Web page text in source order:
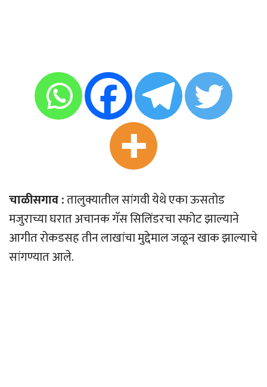
चाळीसगाव :तालुक्यातील सांगवी येथे एका ऊसतोड
मजुराच्या घरात अचानक गॅस सिलिंडरचा स्फोट झाल्याने
आगीत रोकडसह तीन लाखांचा मुद्देमाल जळून खाक झाल्याचे
सांगण्यात आले.